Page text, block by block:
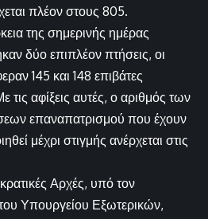
πλέον στους 805.
της σημερινής ημέρας
δύο επιπλέον πτήσεις, οι
145 και 148 επιβάτες
τις αφίξεις αυτές, ο αριθμός των
επαναπατρισμού που έχουν
μέχρι στιγμής ανέρχεται στις
Αρχές, υπό τον
Υπουργείου Εξωτερικών,